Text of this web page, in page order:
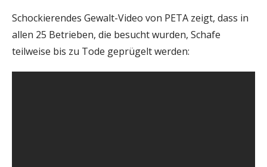
Schockierendes Gewalt-Video von PETA zeigt, dass in
allen 25 Betrieben, die besucht wurden, Schafe
teilweise bis zu Tode geprügelt werden: